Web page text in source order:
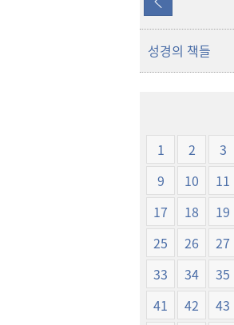
이전
성경의 책들
1 2 3
9
10 11
17
18 19
25
26 27
33
34 35
41
42 43